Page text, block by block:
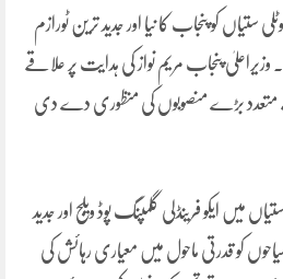
ستیاں کو پنجاب کا نیا اور جدید ترین ٹورازم
پنجاب مریم نواز کی ہدایت پر علاقے
بڑے منصوبوں کی منظوری دے دی
میں ایکو فرینڈلی گلمپنگ پوڈ ویلج اور جدید
کو قدرتی ماحول میں معیاری رہائش کی